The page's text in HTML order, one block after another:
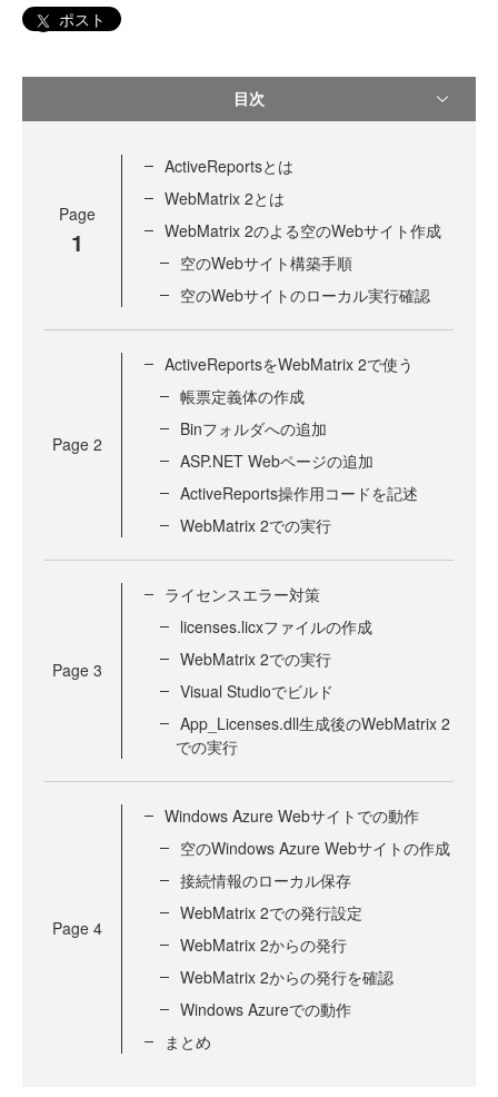
ポスト
目次
Page
1
ActiveReportsとは
WebMatrix 2とは
WebMatrix 2のよる空のWebサイト作成
空のWebサイト構築手順
空のWebサイトのローカル実行確認
Page 2
ActiveReportsをWebMatrix 2で使う
帳票定義体の作成
Binフォルダへの追加
ASP.NET Webページの追加
ActiveReports操作用コードを記述
WebMatrix 2での実行
Page 3
ライセンスエラー対策
licenses.licxファイルの作成
WebMatrix 2での実行
Visual Studioでビルド
App_Licenses.dll生成後のWebMatrix 2
での実行
Page 4
Windows Azure Webサイトでの動作
空のWindows Azure Webサイトの作成
接続情報のローカル保存
WebMatrix 2での発行設定
WebMatrix 2からの発行
WebMatrix 2からの発行を確認
Windows Azureでの動作
まとめ